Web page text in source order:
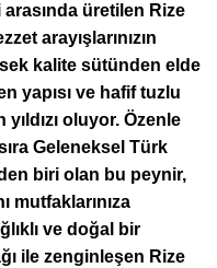
üretilen Rize
arayışlarınızın
kalite sütünden elde
yapısı ve hafif tuzlu
oluyor. Özenle
Geleneksel Türk
biri olan bu peynir,
mutfaklarınıza
ve doğal bir
ile zenginleşen Rize